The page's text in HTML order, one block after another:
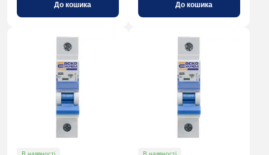
До кошика До кошика
В наявності В наявності